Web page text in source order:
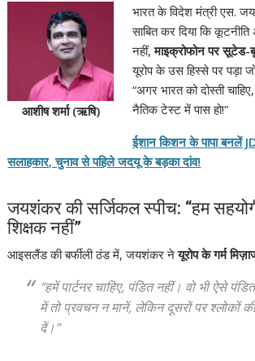
आशीष शर्मा (ऋषि)
भारत के विदेश मंत्री एस.
साबित कर दिया कि
नहीं,माइक्रोफोन पर
यूरोप के उस हिस्से पर पड़ा
“अगर भारत को दोस्ती
नैतिक टेस्ट में पास हो!”
ईशान किशन के पापा बनलें
सलाहकार, चुनाव से पहिले जदयू के बड़का दांव!
जयशंकर की सर्जिकल स्पीच: “हम
शिक्षक नहीं”
आइसलैंड की बर्फीली ठंड में, जयशंकर नेयूरोप के गर्म
“हमें पार्टनर चाहिए, पंडित नहीं। वो भी ऐसे
में तो प्रवचन न मानें, लेकिन दूसरों पर श्लोकों
दें।”